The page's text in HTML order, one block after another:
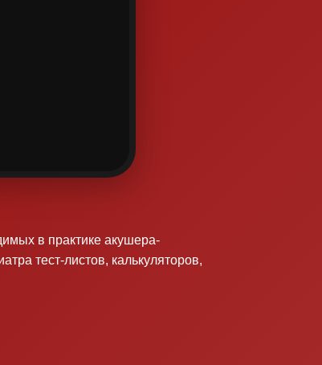
в практике акушера-
тест-листов, калькуляторов,